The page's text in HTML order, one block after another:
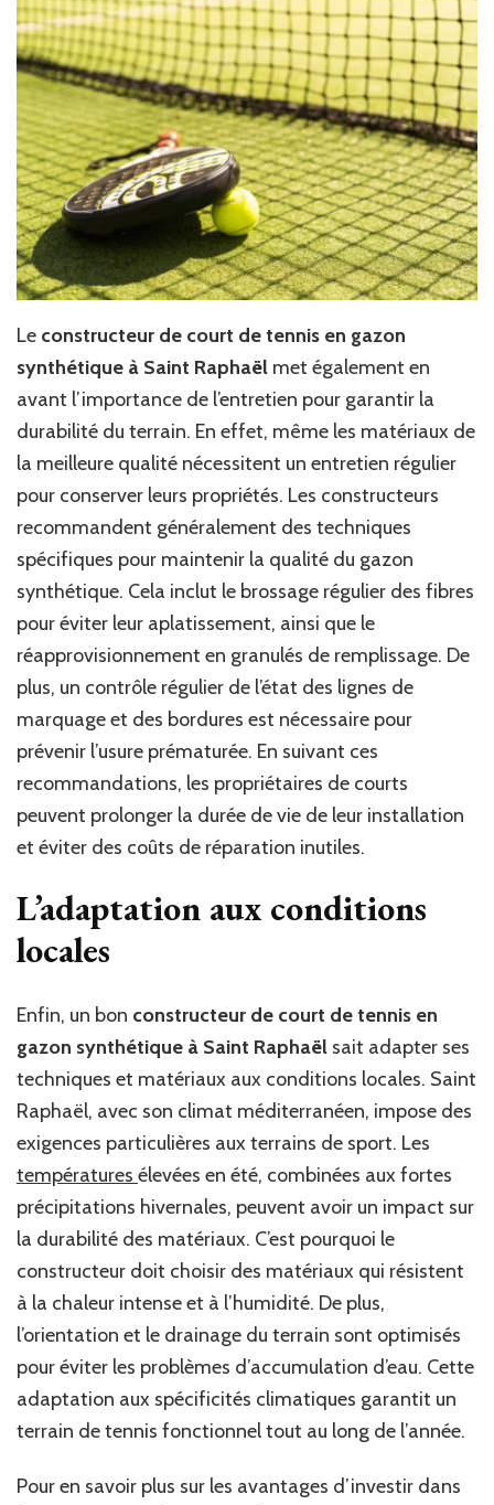
Le constructeur de court de tennis en gazon
synthétique à Saint Raphaël met également en
avant l’importance de l’entretien pour garantir la
durabilité du terrain. En effet, même les matériaux de
la meilleure qualité nécessitent un entretien régulier
pour conserver leurs propriétés. Les constructeurs
recommandent généralement des techniques
spécifiques pour maintenir la qualité du gazon
synthétique. Cela inclut le brossage régulier des fibres
pour éviter leur aplatissement, ainsi que le
réapprovisionnement en granulés de remplissage. De
plus, un contrôle régulier de l’état des lignes de
marquage et des bordures est nécessaire pour
prévenir l’usure prématurée. En suivant ces
recommandations, les propriétaires de courts
peuvent prolonger la durée de vie de leur installation
et éviter des coûts de réparation inutiles.
L’adaptation aux conditions
locales
Enfin, un bon constructeur de court de tennis en
gazon synthétique à Saint Raphaël sait adapter ses
techniques et matériaux aux conditions locales. Saint
Raphaël, avec son climat méditerranéen, impose des
exigences particulières aux terrains de sport. Les
températures élevées en été, combinées aux fortes
précipitations hivernales, peuvent avoir un impact sur
la durabilité des matériaux. C’est pourquoi le
constructeur doit choisir des matériaux qui résistent
à la chaleur intense et à l’humidité. De plus,
l’orientation et le drainage du terrain sont optimisés
pour éviter les problèmes d’accumulation d’eau. Cette
adaptation aux spécificités climatiques garantit un
terrain de tennis fonctionnel tout au long de l’année.
Pour en savoir plus sur les avantages d’investir dans